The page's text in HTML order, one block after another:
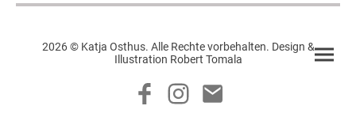
2026 © Katja Osthus. Alle Rechte vorbehalten. Design &
Illustration Robert Tomala